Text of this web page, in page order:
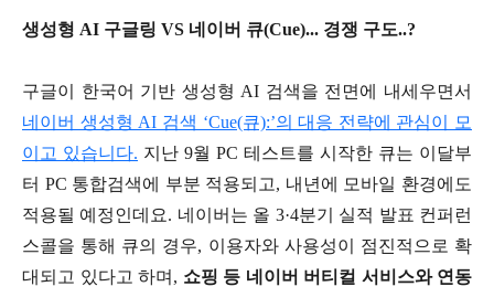
생성형 AI 구글링 VS 네이버 큐(Cue)... 경쟁 구도..?
구글이 한국어 기반 생성형 AI 검색을 전면에 내세우면서
네이버 생성형 AI 검색 ‘Cue(큐):’의 대응 전략에 관심이 모
이고 있습니다. 지난 9월 PC 테스트를 시작한 큐는 이달부
터 PC 통합검색에 부분 적용되고, 내년에 모바일 환경에도
적용될 예정인데요. 네이버는 올 3·4분기 실적 발표 컨퍼런
스콜을 통해 큐의 경우, 이용자와 사용성이 점진적으로 확
대되고 있다고 하며, 쇼핑 등 네이버 버티컬 서비스와 연동